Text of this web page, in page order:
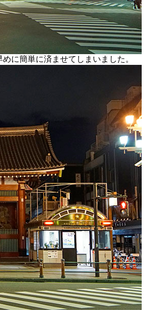
に簡単に済ませてしまいました。